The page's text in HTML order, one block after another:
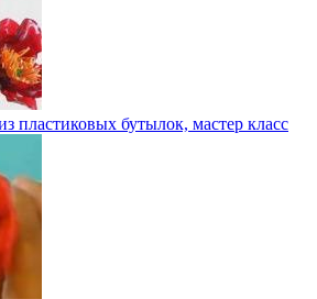
пластиковых бутылок, мастер класс